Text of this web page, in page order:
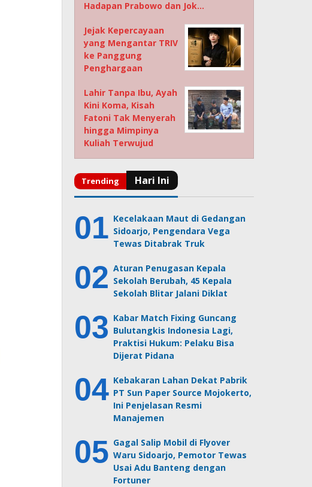
Hadapan Prabowo dan Jok…
Jejak Kepercayaan
yang Mengantar TRIV
ke Panggung
Penghargaan
Lahir Tanpa Ibu, Ayah
Kini Koma, Kisah
Fatoni Tak Menyerah
hingga Mimpinya
Kuliah Terwujud
Kecelakaan Maut di Gedangan
Sidoarjo, Pengendara Vega
Tewas Ditabrak Truk
Aturan Penugasan Kepala
Sekolah Berubah, 45 Kepala
Sekolah Blitar Jalani Diklat
Kabar Match Fixing Guncang
Bulutangkis Indonesia Lagi,
Praktisi Hukum: Pelaku Bisa
Dijerat Pidana
Kebakaran Lahan Dekat Pabrik
PT Sun Paper Source Mojokerto,
Ini Penjelasan Resmi
Manajemen
Gagal Salip Mobil di Flyover
Waru Sidoarjo, Pemotor Tewas
Usai Adu Banteng dengan
Fortuner